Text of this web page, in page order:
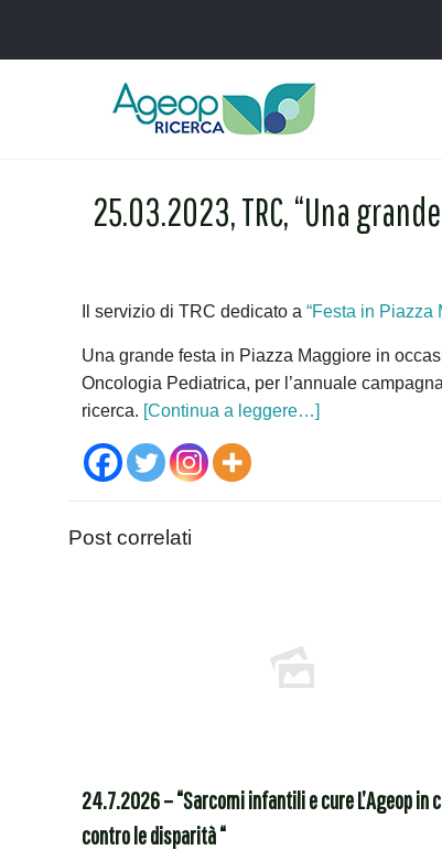
25.03.2023, TRC, “Una
Il servizio di TRC dedicato a “Festa in Piazza
Una grande festa in Piazza Maggiore in
Oncologia Pediatrica, per l’annuale
ricerca. [Continua a leggere…]
Post correlati
24.7.2026 – “Sarcomi infantili e cure L’Ageop in
contro le disparità “